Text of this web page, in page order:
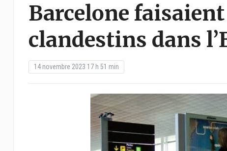
Barcelone
clandestins dans
14 novembre 2023 17 h 51 min